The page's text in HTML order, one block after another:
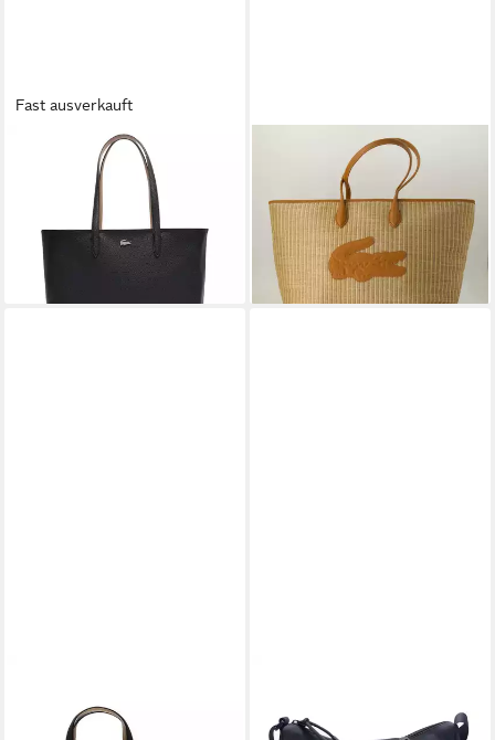
Fast ausverkauft
Henkeltasche Damen
Handtasche Polyacryl
lieferbar - in 2-3 Werktagen bei dir
Shopper Shopping Bag,
Obermaterial: Leder und
Sonstiges Material
159,90 €
lieferbar - in 3-4 Werktagen bei dir
Handtasche Polyester